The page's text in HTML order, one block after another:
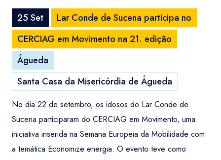
25 Set
Lar Conde de Sucena participa no
CERCIAG em Movimento na 21. edição
Águeda
Santa Casa da Misericórdia de Águeda
No dia 22 de setembro, os idosos do Lar Conde de
Sucena participaram do CERCIAG em Movimento, uma
iniciativa inserida na Semana Europeia da Mobilidade com
a temática Economize energia. O evento teve como